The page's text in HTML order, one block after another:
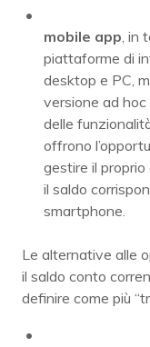
mobile app , in
piattaforme di
desktop e PC,
versione ad
delle
offrono
gestire il
il saldo
smartphone.
Le alternative alle
il saldo conto
definire come più